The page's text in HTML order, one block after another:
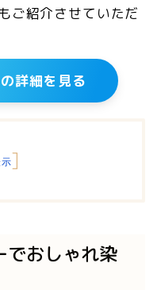
ご紹介させていただ
詳細を見る
]
でおしゃれ染